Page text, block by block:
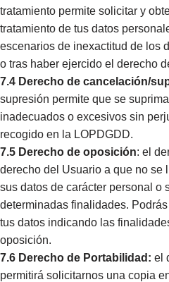
tratamiento permite solicitar y
tratamiento de tus datos
escenarios de inexactitud de los
o tras haber ejercido el derecho
7.4 Derecho de cancelación/
supresión permite que se
inadecuados o excesivos sin
recogido en la LOPDGDD.
7.5 Derecho de oposición: el
derecho del Usuario a que no se
sus datos de carácter personal o
determinadas finalidades.
tus datos indicando las
oposición.
7.6 Derecho de Portabilidad: el
permitirá solicitarnos una copia